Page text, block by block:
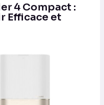
4 Compact :
Efficace et